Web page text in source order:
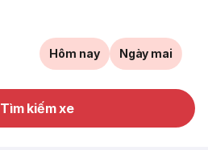
Hôm nay Ngày mai
Tìm kiếm xe